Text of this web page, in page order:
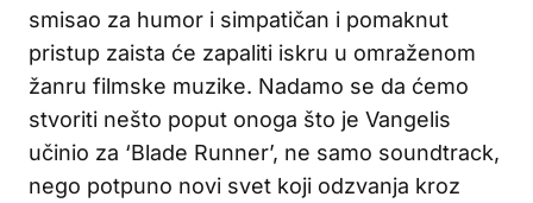
smisao za humor i simpatičan i pomaknut
pristup zaista će zapaliti iskru u omraženom
žanru filmske muzike. Nadamo se da ćemo
stvoriti nešto poput onoga što je Vangelis
učinio za ‘Blade Runner’, ne samo soundtrack,
nego potpuno novi svet koji odzvanja kroz